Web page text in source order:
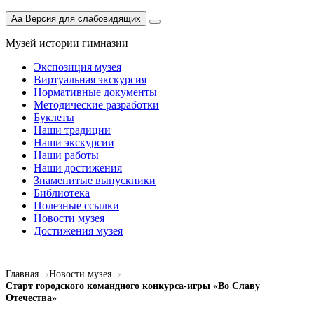
Aa Версия для слабовидящих
Музей истории гимназии
Экспозиция музея
Виртуальная экскурсия
Нормативные документы
Методические разработки
Буклеты
Наши традиции
Наши экскурсии
Наши работы
Наши достижения
Знаменитые выпускники
Библиотека
Полезные ссылки
Новости музея
Достижения музея
Главная
Новости музея
Старт городского командного конкурса-игры «Во Славу
Отечества»